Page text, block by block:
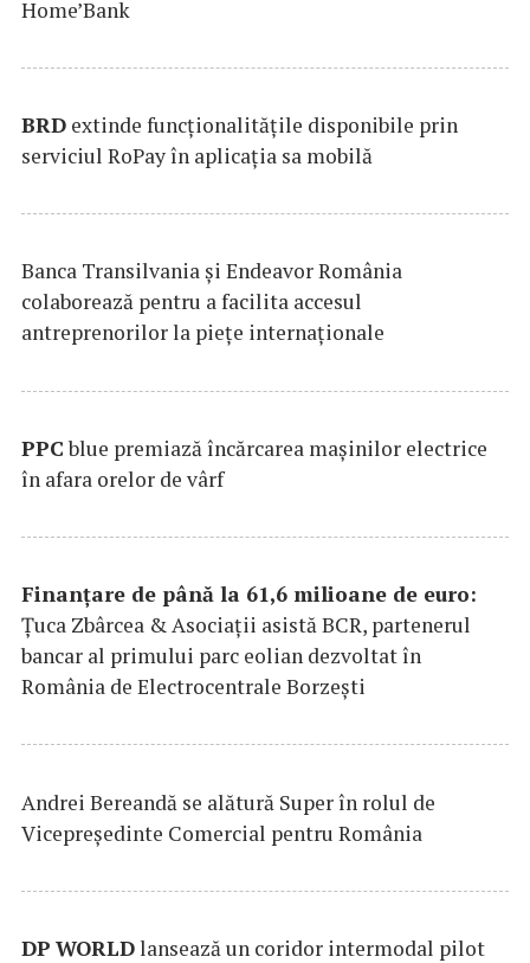
Home’Bank
BRD extinde funcţionalităţile disponibile prin
serviciul RoPay în aplicaţia sa mobilă
Banca Transilvania şi Endeavor România
colaborează pentru a facilita accesul
antreprenorilor la pieţe internaţionale
PPCblue premiază încărcarea maşinilor electrice
în afara orelor de vârf
Finanțare de până la 61,6 milioane de euro:
Țuca Zbârcea & Asociații asistă BCR, partenerul
bancar al primului parc eolian dezvoltat în
România de Electrocentrale Borzești
Andrei Bereandă se alătură Super în rolul de
Vicepreședinte Comercial pentru România
DP WORLDlansează un coridor intermodal pilot